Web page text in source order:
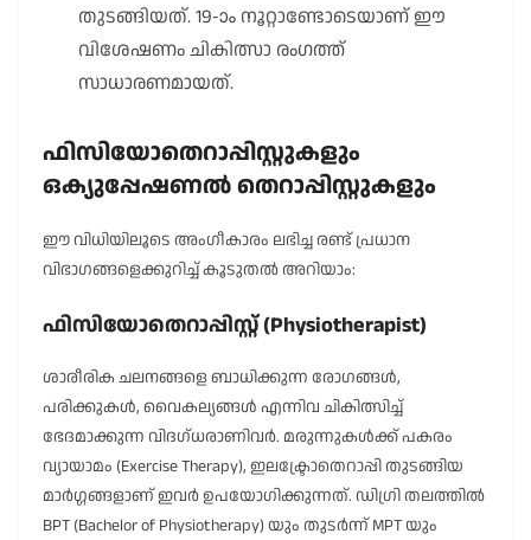
തുടങ്ങിയത്. 19-ാം നൂറ്റാണ്ടോടെയാണ് ഈ
വിശേഷണം ചികിത്സാ രംഗത്ത്
സാധാരണമായത്.
ഫിസിയോതെറാപ്പിസ്റ്റുകളും
ഒക്യുപ്പേഷണൽ തെറാപ്പിസ്റ്റുകളും
ഈ വിധിയിലൂടെ അംഗീകാരം ലഭിച്ച രണ്ട് പ്രധാന
വിഭാഗങ്ങളെക്കുറിച്ച് കൂടുതൽ അറിയാം:
ഫിസിയോതെറാപ്പിസ്റ്റ് (Physiotherapist)
ശാരീരിക ചലനങ്ങളെ ബാധിക്കുന്ന രോഗങ്ങൾ,
പരിക്കുകൾ, വൈകല്യങ്ങൾ എന്നിവ ചികിത്സിച്ച്
ഭേദമാക്കുന്ന വിദഗ്ധരാണിവർ. മരുന്നുകൾക്ക് പകരം
വ്യായാമം (Exercise Therapy), ഇലക്ട്രോതെറാപ്പി തുടങ്ങിയ
മാർഗ്ഗങ്ങളാണ് ഇവർ ഉപയോഗിക്കുന്നത്. ഡിഗ്രി തലത്തിൽ
BPT (Bachelor of Physiotherapy) യും തുടർന്ന് MPT യും